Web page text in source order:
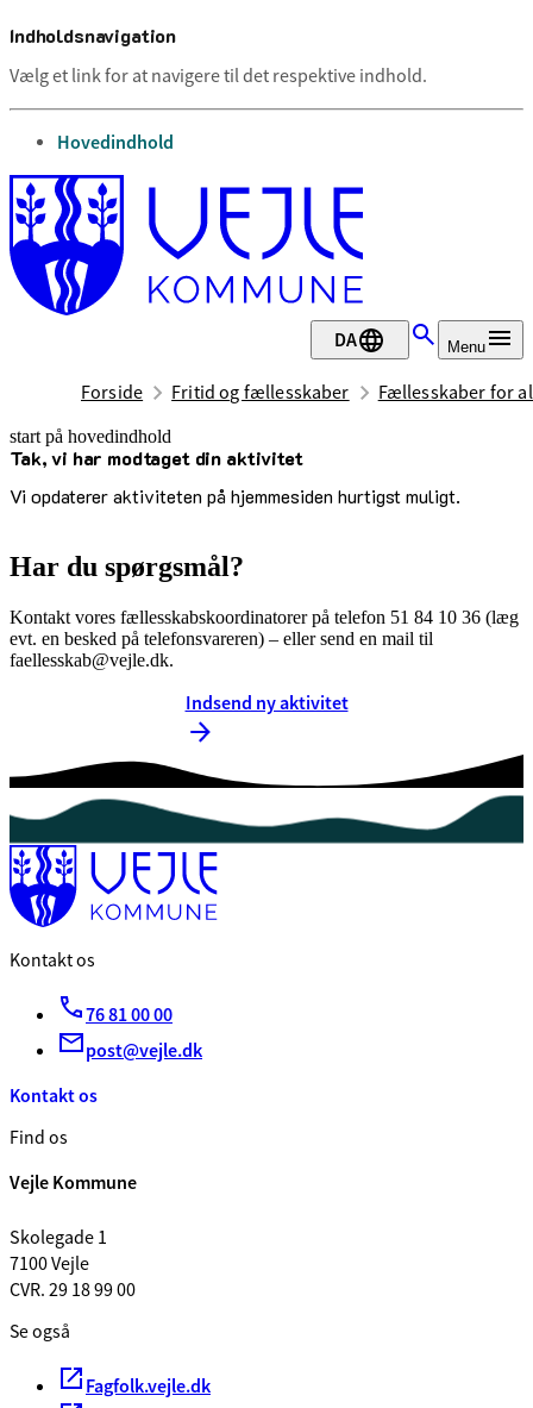
Indholdsnavigation
Vælg et link for at navigere til det respektive indhold.
gå til
Hovedindhold
DA Menu
Forside Fritid og fællesskaber Fællesskaber for
start på hovedindhold
Tak, vi har modtaget din aktivitet
Vi opdaterer aktiviteten på hjemmesiden hurtigst muligt.
senest opdateret 19. maj 2026
Har du spørgsmål?
Kontakt vores fællesskabskoordinatorer på telefon 51 84 10 36 (læg
evt. en besked på telefonsvareren) – eller send en mail til
faellesskab@vejle.dk.
Indsend ny aktivitet
Kontakt os
76 81 00 00
post@vejle.dk
Kontakt os
Find os
Vejle Kommune
Skolegade 1
7100 Vejle
CVR. 29 18 99 00
Se også
Fagfolk.vejle.dk